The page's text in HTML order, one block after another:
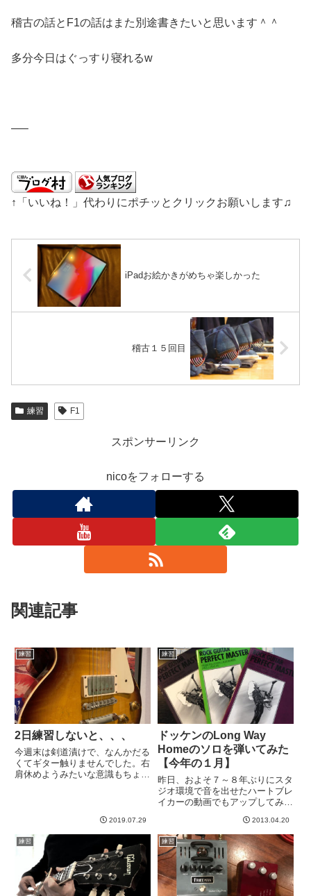
稽古の話とF1の話はまた別途書きたいと思います＾＾
多分今日はぐっすり寝れるw
—–
↑「いいね！」代わりにポチッとクリックお願いします♫
iPadお絵かきがめちゃ楽しかった
稽古１５回目
練習 F1
スポンサーリンク
nicoをフォローする
関連記事
練習
2日練習しないと、、、
今週末は剣道漬けで、なんかだる
くてギター触りませんでした。右
肩休めようみたいな意識もちょっ
な感じで１フレーズ１０分＊４〜
位...
2019.07.29
練習
ドッケンのLong Way
Homeのソロを弾いてみた
【今年の１月】
昨日、およそ７～８年ぶりにスタ
ジオ環境で音を出せたハートブレ
イカーの動画でもアップしてみよ
ら、録画しはじめた頃の練習動画
発見！内容は、ドッケンのLong
Way Home。そう、前にご紹介さ
せていただいた「ロッ...
2013.04.20
練習 練習